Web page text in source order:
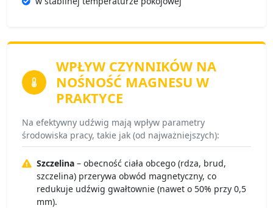
WPŁYW CZYNNIKÓW NA
NOŚNOŚĆ MAGNESU W
PRAKTYCE
Na efektywny udźwig mają wpływ parametry
środowiska pracy, takie jak (od najważniejszych):
Szczelina – obecność ciała obcego (rdza, brud,
szczelina) przerywa obwód magnetyczny, co
redukuje udźwig gwałtownie (nawet o 50% przy 0,5
mm).